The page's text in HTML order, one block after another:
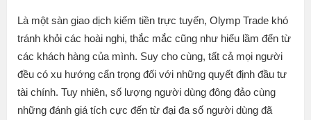
Là một sàn giao dịch kiếm tiền trực tuyến, Olymp Trade khó
tránh khỏi các hoài nghi, thắc mắc cũng như hiểu lầm đến từ
các khách hàng của mình. Suy cho cùng, tất cả mọi người
đều có xu hướng cẩn trọng đối với những quyết định đầu tư
tài chính. Tuy nhiên, số lượng người dùng đông đảo cùng
những đánh giá tích cực đến từ đại đa số người dùng đã